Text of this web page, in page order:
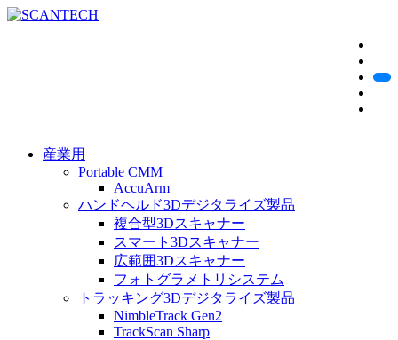
産業用
Portable CMM
AccuArm
ハンドヘルド3Dデジタライズ製品
複合型3Dスキャナー
スマート3Dスキャナー
広範囲3Dスキャナー
フォトグラメトリシステム
トラッキング3Dデジタライズ製品
NimbleTrack Gen2
TrackScan Sharp